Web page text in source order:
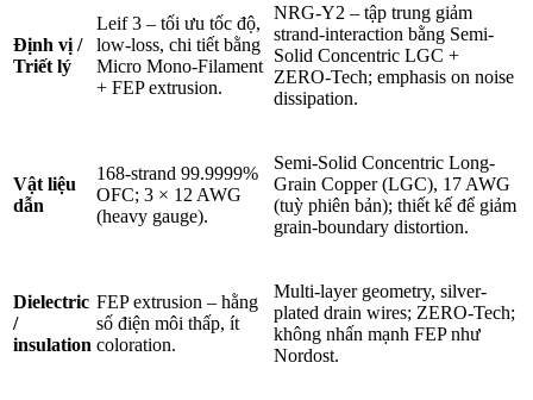
Định vị /
Triết lý
Leif 3 – tối ưu tốc độ,
low-loss, chi tiết bằng
Micro Mono-Filament
+ FEP extrusion.
NRG-Y2 – tập trung giảm
strand-interaction bằng Semi-
Solid Concentric LGC +
ZERO-Tech; emphasis on noise
dissipation.
Vật liệu
dẫn
168-strand 99.9999%
OFC; 3 × 12 AWG
(heavy gauge).
Semi-Solid Concentric Long-
Grain Copper (LGC), 17 AWG
(tuỳ phiên bản); thiết kế để giảm
grain-boundary distortion.
Dielectric
/
insulation
FEP extrusion – hằng
số điện môi thấp, ít
coloration.
Multi-layer geometry, silver-
plated drain wires; ZERO-Tech;
không nhấn mạnh FEP như
Nordost.